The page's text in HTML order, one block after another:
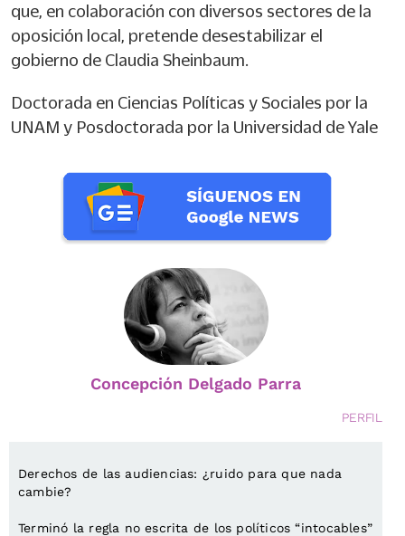
Concepción Delgado Parra
PERFIL
Derechos de las audiencias: ¿ruido para que nada
cambie?
Terminó la regla no escrita de los políticos “intocables”
que, en colaboración con diversos sectores de la
oposición local, pretende desestabilizar el
gobierno de Claudia Sheinbaum.
Doctorada en Ciencias Políticas y Sociales por la
UNAM y Posdoctorada por la Universidad de Yale